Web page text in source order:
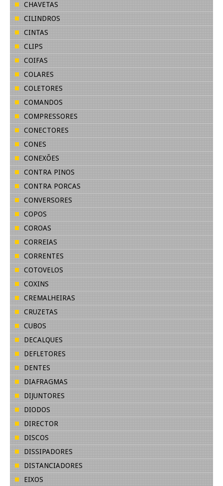
CHAVETAS
CILINDROS
CINTAS
CLIPS
COIFAS
COLARES
COLETORES
COMANDOS
COMPRESSORES
CONECTORES
CONES
CONEXÕES
CONTRA PINOS
CONTRA PORCAS
CONVERSORES
COPOS
COROAS
CORREIAS
CORRENTES
COTOVELOS
COXINS
CREMALHEIRAS
CRUZETAS
CUBOS
DECALQUES
DEFLETORES
DENTES
DIAFRAGMAS
DIJUNTORES
DIODOS
DIRECTOR
DISCOS
DISSIPADORES
DISTANCIADORES
EIXOS